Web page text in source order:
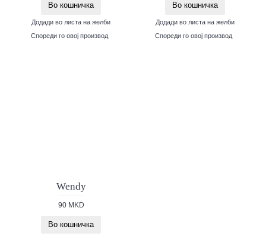
Во кошничка
Додади во листа на желби
Спореди го овој производ
Во кошничка
Додади во листа на желби
Спореди го овој производ
Wendy
90 MKD
Во кошничка